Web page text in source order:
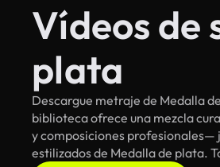
Vídeos de
plata
Descargue metraje de Medalla
biblioteca ofrece una mezcla
y composiciones profesionales—
estilizados de Medalla de plata.